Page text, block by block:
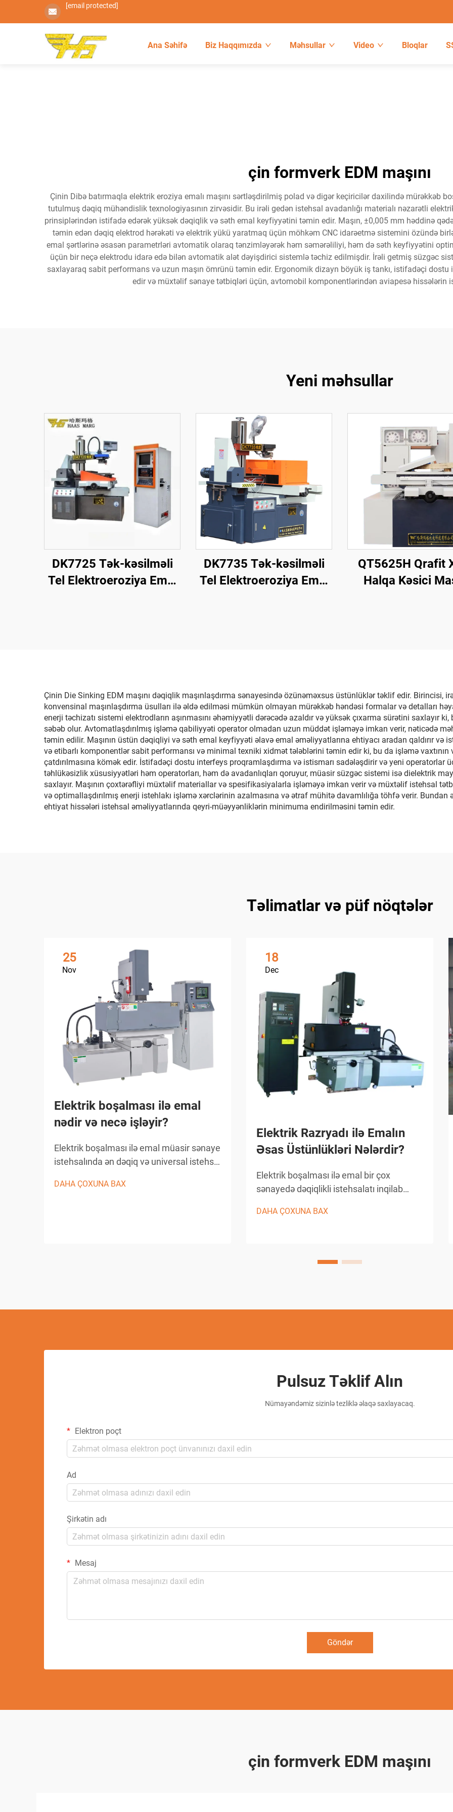
[email protected]
Ana Səhifə Biz Haqqımızda Məhsullar Video Bloqlar
çin formverk EDM maşını
Çinin Dibə batırmaqla elektrik eroziya emalı maşını sərtləşdirilmiş polad və digər keçiricilər daxilində mürəkkəb
tutulmuş dəqiq mühəndislik texnologiyasının zirvəsidir. Bu irəli gedən istehsal avadanlığı materialı nəzarətli
prinsiplərindən istifadə edərək yüksək dəqiqlik və səth emal keyfiyyətini təmin edir. Maşın, ±0,005 mm həddinə
təmin edən dəqiq elektrod hərəkəti və elektrik yükü yaratmaq üçün möhkəm CNC idarəetmə sistemini özündə
emal şərtlərinə əsasən parametrləri avtomatik olaraq tənzimləyərək həm səmərəliliyi, həm də səth keyfiyyətini
üçün bir neçə elektrodu idarə edə bilən avtomatik alət dəyişdirici sistemlə təchiz edilmişdir. İrəli getmiş süzgəc
saxlayaraq sabit performans və uzun maşın ömrünü təmin edir. Ergonomik dizayn böyük iş tankı, istifadəçi dostu
edir və müxtəlif sənaye tətbiqləri üçün, avtomobil komponentlərindən aviapesə hissələrin
Yeni məhsullar
DK7725 Tək-kəsilməli
Tel Elektroeroziya Emal
DK7735 Tək-kəsilməli
Tel Elektroeroziya Emal
QT5625H Qrafit
Halqa Kəsici
Çinin Die Sinking EDM maşını dəqiqlik maşınlaşdırma sənayesində özünəməxsus üstünlüklər təklif edir. Birincisi,
konvensinal maşınlaşdırma üsulları ilə əldə edilməsi mümkün olmayan mürəkkəb həndəsi formalar və detalları
enerji təchizatı sistemi elektrodların aşınmasını əhəmiyyətli dərəcədə azaldır və yüksək çıxarma sürətini saxlayır
səbəb olur. Avtomatlaşdırılmış işləmə qabiliyyəti operator olmadan uzun müddət işləməyə imkan verir, nəticədə
təmin edilir. Maşının üstün dəqiqliyi və səth emal keyfiyyəti əlavə emal əməliyyatlarına ehtiyacı aradan qaldırır
və etibarlı komponentlər sabit performansı və minimal texniki xidmət tələblərini təmin edir ki, bu da işləmə
çatdırılmasına kömək edir. İstifadəçi dostu interfeys proqramlaşdırma və istismarı sadələşdirir və yeni operatorlar
təhlükəsizlik xüsusiyyətləri həm operatorları, həm də avadanlıqları qoruyur, müasir süzgəc sistemi isə dielektrik
saxlayır. Maşının çoxtərəfliyi müxtəlif materiallar və spesifikasiyalarla işləməyə imkan verir və müxtəlif istehsal
və optimallaşdırılmış enerji istehlakı işləmə xərclərinin azalmasına və ətraf mühitə davamlılığa töhfə verir. Bundan
ehtiyat hissələri istehsal əməliyyatlarında qeyri-müəyyənliklərin minimuma endirilməsini təmin edir.
Təlimatlar və püf nöqtələr
25
Nov
Elektrik boşalması ilə emal
nədir və necə işləyir?
Elektrik boşalması ilə emal müasir sənaye
istehsalında ən dəqiq və universal istehsal
üsulu materialın keçirici iş detallarından
DAHA ÇOXUNA BAX
18
Dec
Elektrik Razryadı ilə Emalın
Əsas Üstünlükləri Nələrdir?
Elektrik boşalması ilə emal bir çox
sənayedə dəqiqlikli istehsalatı inqilab
formalarda, eləcə də incə detalların
DAHA ÇOXUNA BAX
Pulsuz Təklif Alın
Nümayəndəmiz sizinlə tezliklə əlaqə saxlayacaq.
Elektron poçt
Ad
Şirkətin adı
Mesaj
Göndər
çin formverk EDM maşını